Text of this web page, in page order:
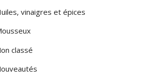
vinaigres et épices
classé